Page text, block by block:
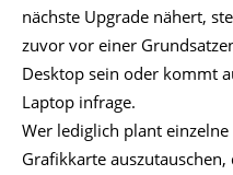
nächste Upgrade nähert,
zuvor vor einer
Desktop sein oder kommt
Laptop infrage.
Wer lediglich plant
Grafikkarte